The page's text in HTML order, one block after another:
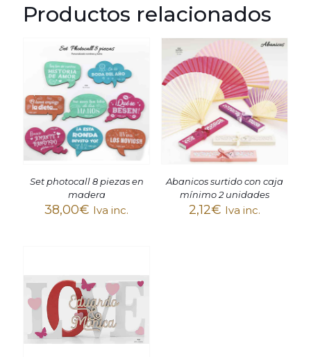
Productos relacionados
Set photocall 8 piezas en
madera
38,00€ Iva inc.
Abanicos surtido con caja
mínimo 2 unidades
2,12€ Iva inc.